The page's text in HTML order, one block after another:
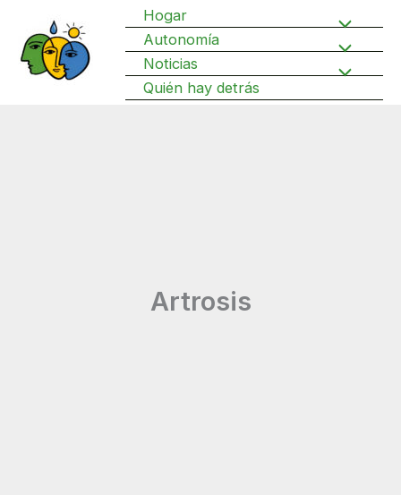
contenido
Hogar Alternar
menú
Autonomía Alternar
Noticias Alternar
Quién hay detrás
Artrosis